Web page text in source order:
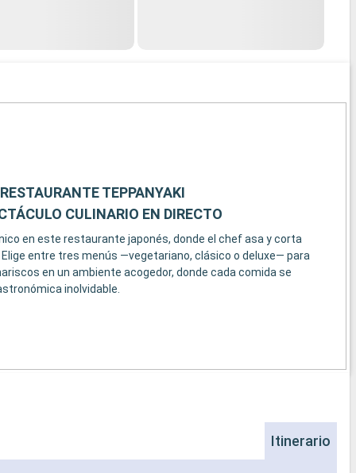
TEPPANYAKI
CULINARIO EN DIRECTO
en este restaurante japonés, donde el chef asa y corta
entre tres menús —vegetariano, clásico o deluxe— para
en un ambiente acogedor, donde cada comida se
inolvidable.
Itinerario